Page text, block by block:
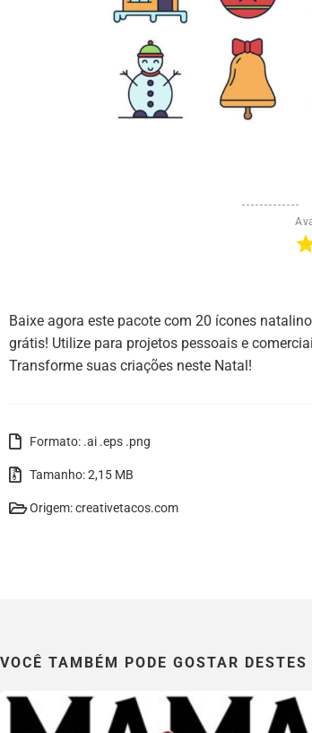
Baixe agora este pacote com 20 ícones
grátis! Utilize para projetos pessoais e
Transforme suas criações neste Natal!
Formato: .ai .eps .png
Tamanho: 2,15 MB
Origem: creativetacos.com
VOCÊ TAMBÉM PODE GOSTAR